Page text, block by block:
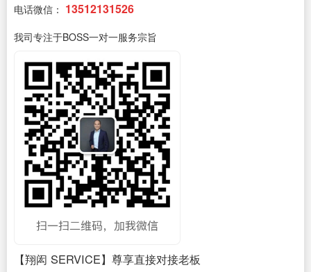
电话微信： 13512131526
我司专注于BOSS一对一服务宗旨
【翔闳 SERVICE】尊享直接对接老板